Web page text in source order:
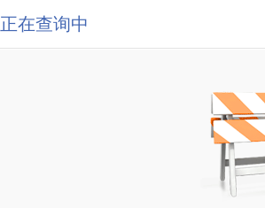
正在查询中